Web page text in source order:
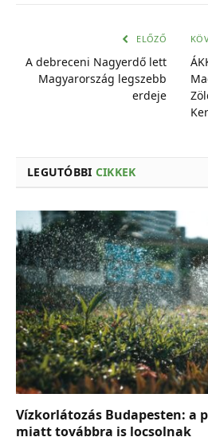
ELŐZŐ
A debreceni Nagyerdő lett
Magyarország legszebb
erdeje
LEGUTÓBBI CIKKEK
Vízkorlátozás Budapesten: a
miatt továbbra is locsolnak